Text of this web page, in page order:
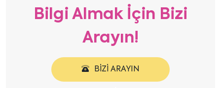
Bilgi Almak İçin Bizi
Arayın!
BIZI ARAYIN